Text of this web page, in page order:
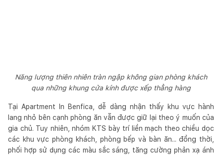
Năng lượng thiên nhiên tràn ngập không gian phòng khách
qua những khung cửa kính được xếp thẳng hàng
Tại Apartment In Benfica, dễ dàng nhận thấy khu vực hành
lang nhỏ bên cạnh phòng ăn vẫn được giữ lại theo ý muốn của
gia chủ. Tuy nhiên, nhóm KTS bày trí liền mạch theo chiều dọc
các khu vực phòng khách, phòng bếp và bàn ăn... đồng thời,
phối hợp sử dụng các màu sắc sáng, tăng cường phản xạ ánh